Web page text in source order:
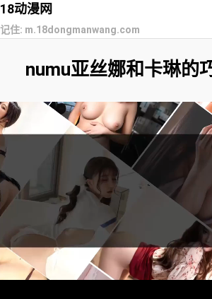
18动漫网
记住: m.18dongmanwang.com
numu亚丝娜和卡琳的